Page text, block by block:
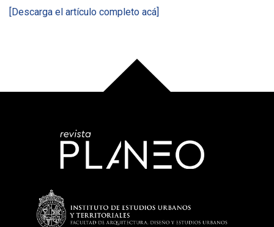
[Descarga el artículo completo acá]